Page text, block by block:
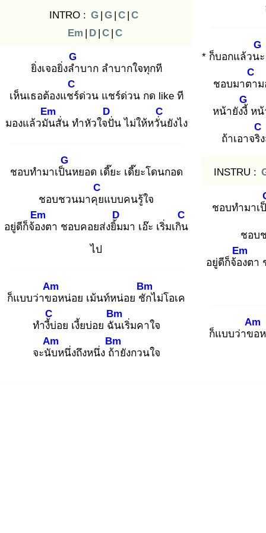
INTRO : G | G | C | C
Em | D | C | C
ยิ่งเจอยิ่งลำ
G
บาก ลำบากใจทุกที
เห็นเธอต้องแชร์
C
ด่วน แชร์ด่วน กด like ที
มองแล้วมัน
Em
สั่น ทำหัวใจปั่
D
น ไม่ให้หวั่น
C
ยังไง
ชอบทำมาเป็น
G
หยอด เดี๊ยะ เดี๊ยะโดนกอด
ชอบชวนมาคุย
C
แบบคนรู้ใจ
อยู่ดีก็จ้อง
Em
ตา ชอบคอยส่งยิ้ม
D
มา เอ๊ะ เริ่มเกิน
C
ไป
ก็แบบว่าขอ
Am
หน่อย เม้นท์หน่อย ชัก
Bm
ไม่โอเค
ทำงี้บ่
C
อย เงี้ยบ่อย ฉัน
Bm
เริ่มคาใจ
จะนับ
Am
หนึ่งถึงหนึ่ง ถ้า
Bm
ยังกวนใจ
* ก็บอกแล้วนะ
G
ชอบมาตา
C
หน้ายังงี้
G
หน้
ถ้าเอาจริง
C
INSTRU :
ชอบทำมาเ
ชอบ
อยู่ดีก็จ้อง
Em
ตา
ก็แบบว่าขอ
Am